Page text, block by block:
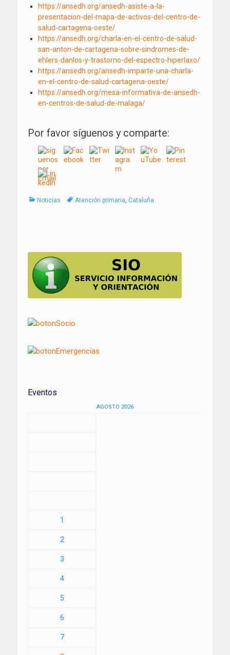
https://ansedh.org/ansedh-asiste-a-la-
presentacion-del-mapa-de-activos-del-centro-de-
salud-cartagena-oeste/
https://ansedh.org/charla-en-el-centro-de-salud-
san-anton-de-cartagena-sobre-sindromes-de-
ehlers-danlos-y-trastorno-del-espectro-hiperlaxo/
https://ansedh.org/ansedh-imparte-una-charla-
en-el-centro-de-salud-cartagena-oeste/
https://ansedh.org/mesa-informativa-de-ansedh-
en-centros-de-salud-de-malaga/
Por favor síguenos y comparte:
Categorías
Noticias TagsAtención primaria Cataluña
entradas
Eventos
AGOSTO 2026
1
2
3
4
5
6
7